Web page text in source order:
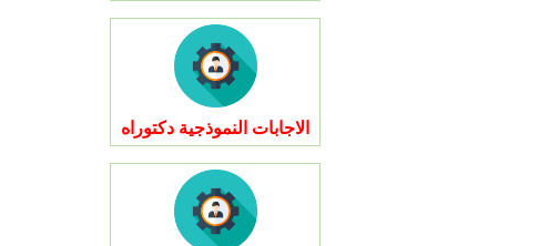
الاجابات النموذجية دكتوراه